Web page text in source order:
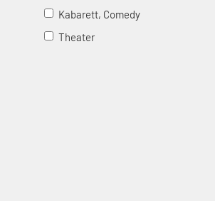
Kabarett, Comedy
Theater